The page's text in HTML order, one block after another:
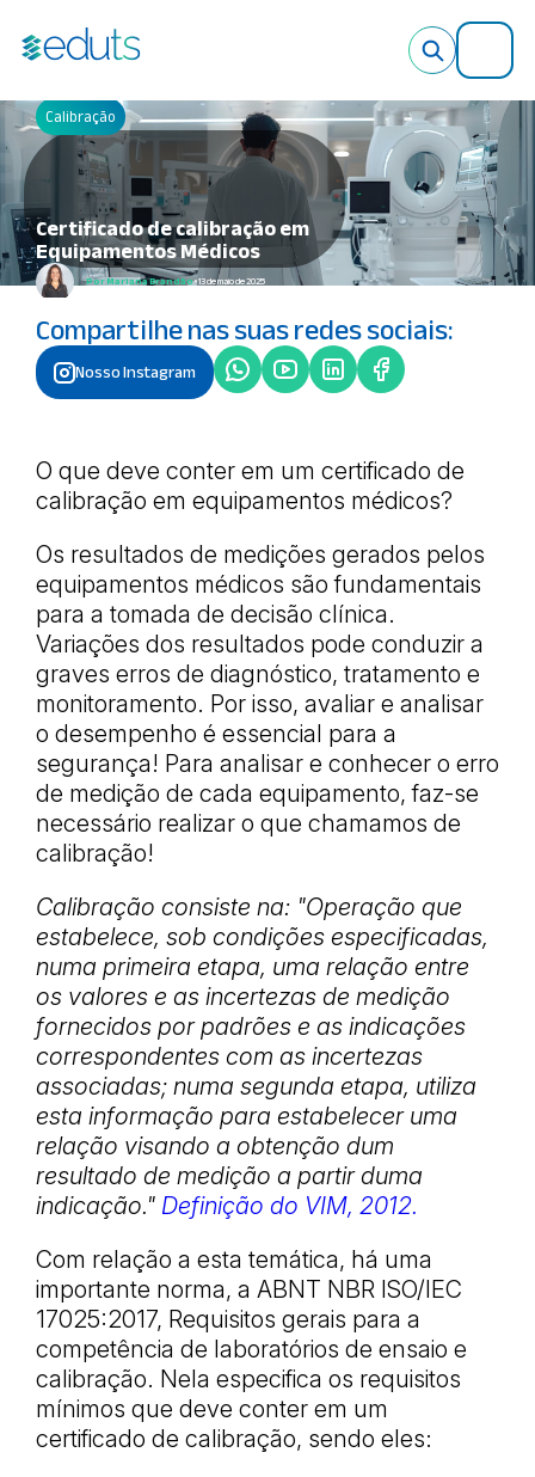
Calibração
Certificado de calibração em
Equipamentos Médicos
Por Mariana Brandão• 13 de maio de 2025
Compartilhe nas suas redes sociais:
Nosso Instagram
O que deve conter em um certificado de
calibração em equipamentos médicos?
Os resultados de medições gerados pelos
equipamentos médicos são fundamentais
para a tomada de decisão clínica.
Variações dos resultados pode conduzir a
graves erros de diagnóstico, tratamento e
monitoramento. Por isso, avaliar e analisar
o desempenho é essencial para a
segurança! Para analisar e conhecer o erro
de medição de cada equipamento, faz-se
necessário realizar o que chamamos de
calibração!
Calibração consiste na: "Operação que
estabelece, sob condições especificadas,
numa primeira etapa, uma relação entre
os valores e as incertezas de medição
fornecidos por padrões e as indicações
correspondentes com as incertezas
associadas; numa segunda etapa, utiliza
esta informação para estabelecer uma
relação visando a obtenção dum
resultado de medição a partir duma
indicação." Definição do VIM, 2012.
Com relação a esta temática, há uma
importante norma, a ABNT NBR ISO/IEC
17025:2017, Requisitos gerais para a
competência de laboratórios de ensaio e
calibração. Nela especifica os requisitos
mínimos que deve conter em um
certificado de calibração, sendo eles: